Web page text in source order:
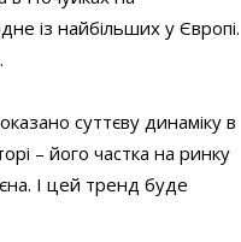
із найбільших у Європі.
суттєву динаміку в
– його частка на ринку
І цей тренд буде